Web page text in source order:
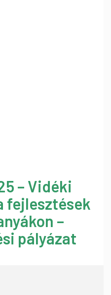
– Vidéki
–
pályázat